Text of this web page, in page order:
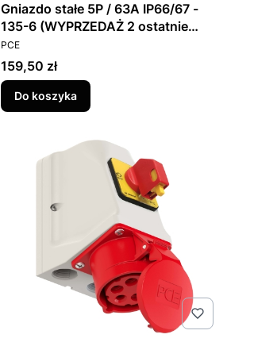
Gniazdo stałe 5P / 63A IP66/67 -
135-6 (WYPRZEDAŻ 2 ostatnie
sztuki)
PRODUCENT
PCE
Cena
159,50 zł
Do koszyka